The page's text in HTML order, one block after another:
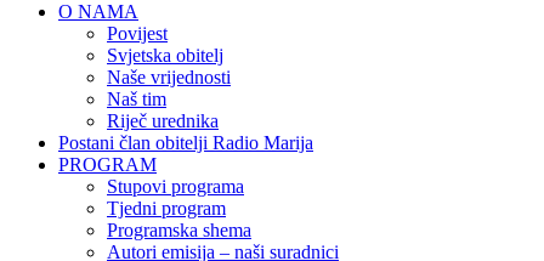
O NAMA
Povijest
Svjetska obitelj
Naše vrijednosti
Naš tim
Riječ urednika
Postani član obitelji Radio Marija
PROGRAM
Stupovi programa
Tjedni program
Programska shema
Autori emisija – naši suradnici